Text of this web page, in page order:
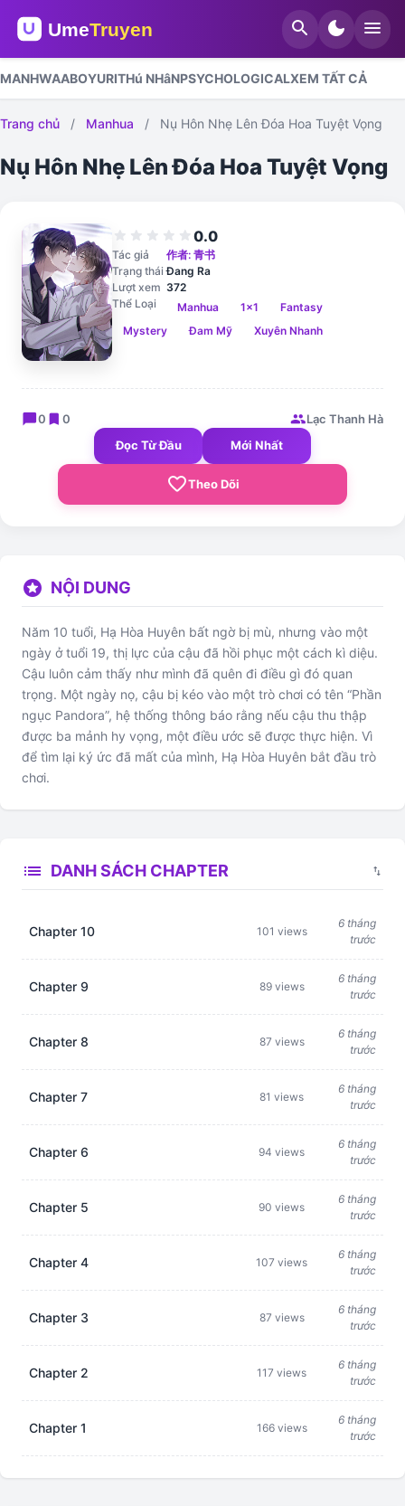
search dark_mode menu
MANHWAABOYURITHú NHâNPSYCHOLOGICALXEM TẤT CẢ
Trang chủ / Manhua / Nụ Hôn Nhẹ Lên Đóa Hoa Tuyệt Vọng
Nụ Hôn Nhẹ Lên Đóa Hoa Tuyệt Vọng
star star star star star 0.0
Tác giả
作者: 青书
Trạng thái Đang Ra
Lượt xem 372
Thể Loại
Manhua 1x1
Fantasy
Mystery
Đam Mỹ Xuyên Nhanh
chat_bubble0 bookmark 0 groupLạc Thanh Hà
Đọc Từ Đầu
Mới Nhất
favorite_borderTheo Dõi
stars NỘI DUNG
Năm 10 tuổi, Hạ Hòa Huyên bất ngờ bị mù, nhưng vào một
ngày ở tuổi 19, thị lực của cậu đã hồi phục một cách kì diệu.
Cậu luôn cảm thấy như mình đã quên đi điều gì đó quan
trọng. Một ngày nọ, cậu bị kéo vào một trò chơi có tên “Phần
ngục Pandora”, hệ thống thông báo rằng nếu cậu thu thập
được ba mảnh hy vọng, một điều ước sẽ được thực hiện. Vì
để tìm lại ký ức đã mất của mình, Hạ Hòa Huyên bắt đầu trò
chơi.
list DANH SÁCH CHAPTER swap_vert
Chapter 10 101 views
6 tháng
trước
Chapter 9 89 views
6 tháng
trước
Chapter 8 87 views
6 tháng
trước
Chapter 7 81 views
6 tháng
trước
Chapter 6 94 views
6 tháng
trước
Chapter 5 90 views
6 tháng
trước
Chapter 4 107 views
6 tháng
trước
Chapter 3 87 views
6 tháng
trước
Chapter 2 117 views
6 tháng
trước
Chapter 1 166 views
6 tháng
trước